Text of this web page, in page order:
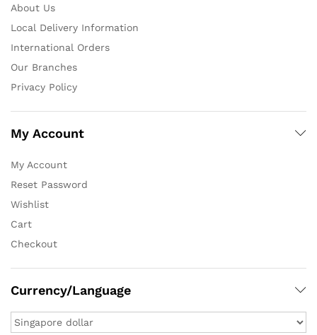
About Us
Local Delivery Information
International Orders
Our Branches
Privacy Policy
My Account
My Account
Reset Password
Wishlist
Cart
Checkout
Currency/Language